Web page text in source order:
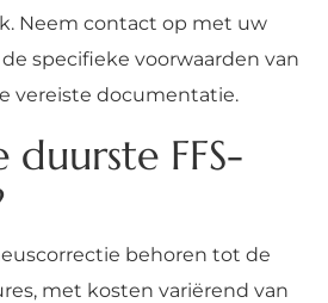
Neem contact op met uw
specifieke voorwaarden van
vereiste documentatie.
duurste FFS-
behoren tot de
met kosten variërend van